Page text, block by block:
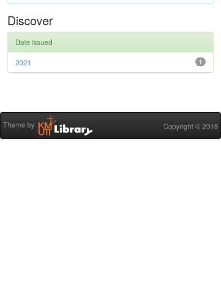
Discover
Date issued
1
2021
Theme by Copyright © 2018